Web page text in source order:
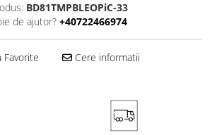
BD81TMPBLEOPiC-33
de ajutor? +40722466974
Favorite Cere informatii